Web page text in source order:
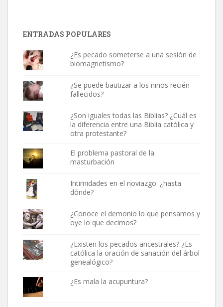
ENTRADAS POPULARES
¿Es pecado someterse a una sesión de
biomagnetismo?
¿Se puede bautizar a los niños recién
fallecidos?
¿Son iguales todas las Biblias? ¿Cuál es
la diferencia entre una Biblia católica y
otra protestante?
El problema pastoral de la
masturbación
Intimidades en el noviazgo: ¿hasta
dónde?
¿Conoce el demonio lo que pensamos y
oye lo que decimos?
¿Existen los pecados ancestrales? ¿Es
católica la oración de sanación del árbol
genealógico?
¿Es mala la acupuntura?